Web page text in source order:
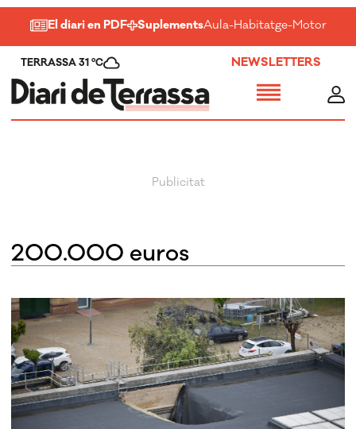
El diari en PDF SuplementsAula-Habitatge-Motor-
TERRASSA 31 ºC NEWSLETTERS
200.000 euros